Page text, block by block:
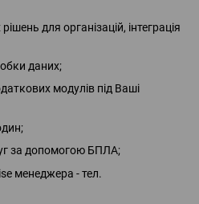
для організацій, інтеграція
даних;
модулів під Ваші
за допомогою БПЛА;
менеджера - тел.